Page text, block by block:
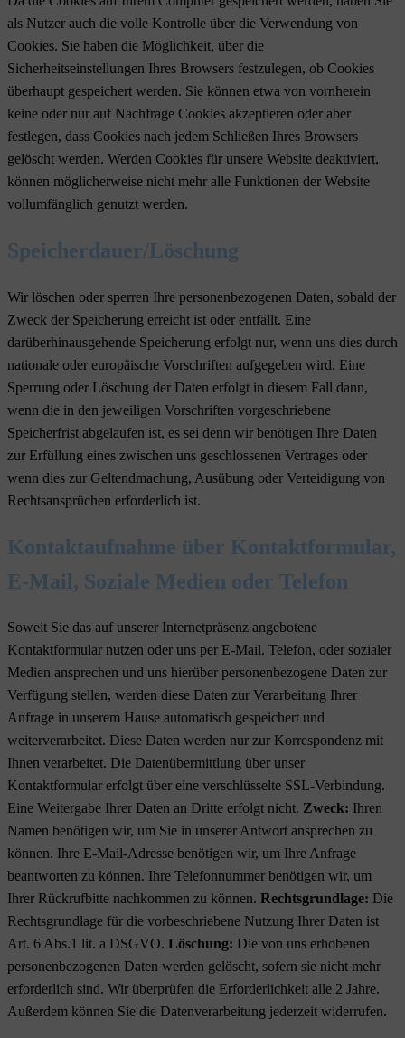
als Nutzer auch die volle Kontrolle über die Verwendung von
Cookies. Sie haben die Möglichkeit, über die
Sicherheitseinstellungen Ihres Browsers festzulegen, ob Cookies
überhaupt gespeichert werden. Sie können etwa von vornherein
keine oder nur auf Nachfrage Cookies akzeptieren oder aber
festlegen, dass Cookies nach jedem Schließen Ihres Browsers
gelöscht werden. Werden Cookies für unsere Website deaktiviert,
können möglicherweise nicht mehr alle Funktionen der Website
vollumfänglich genutzt werden.
Speicherdauer/Löschung
Wir löschen oder sperren Ihre personenbezogenen Daten, sobald der
Zweck der Speicherung erreicht ist oder entfällt. Eine
darüberhinausgehende Speicherung erfolgt nur, wenn uns dies durch
nationale oder europäische Vorschriften aufgegeben wird. Eine
Sperrung oder Löschung der Daten erfolgt in diesem Fall dann,
wenn die in den jeweiligen Vorschriften vorgeschriebene
Speicherfrist abgelaufen ist, es sei denn wir benötigen Ihre Daten
zur Erfüllung eines zwischen uns geschlossenen Vertrages oder
wenn dies zur Geltendmachung, Ausübung oder Verteidigung von
Rechtsansprüchen erforderlich ist.
Kontaktaufnahme über Kontaktformular,
E-Mail, Soziale Medien oder Telefon
Soweit Sie das auf unserer Internetpräsenz angebotene
Kontaktformular nutzen oder uns per E-Mail. Telefon, oder sozialer
Medien ansprechen und uns hierüber personenbezogene Daten zur
Verfügung stellen, werden diese Daten zur Verarbeitung Ihrer
Anfrage in unserem Hause automatisch gespeichert und
weiterverarbeitet. Diese Daten werden nur zur Korrespondenz mit
Ihnen verarbeitet. Die Datenübermittlung über unser
Kontaktformular erfolgt über eine verschlüsselte SSL-Verbindung.
Eine Weitergabe Ihrer Daten an Dritte erfolgt nicht. Zweck: Ihren
Namen benötigen wir, um Sie in unserer Antwort ansprechen zu
können. Ihre E-Mail-Adresse benötigen wir, um Ihre Anfrage
beantworten zu können. Ihre Telefonnummer benötigen wir, um
Ihrer Rückrufbitte nachkommen zu können. Rechtsgrundlage: Die
Rechtsgrundlage für die vorbeschriebene Nutzung Ihrer Daten ist
Art. 6 Abs.1 lit. a DSGVO. Löschung: Die von uns erhobenen
personenbezogenen Daten werden gelöscht, sofern sie nicht mehr
erforderlich sind. Wir überprüfen die Erforderlichkeit alle 2 Jahre.
Außerdem können Sie die Datenverarbeitung jederzeit widerrufen.